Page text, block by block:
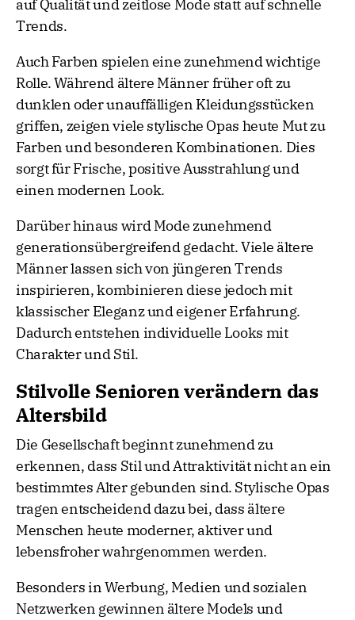
auf Qualität und zeitlose Mode statt auf schnelle
Trends.
Auch Farben spielen eine zunehmend wichtige
Rolle. Während ältere Männer früher oft zu
dunklen oder unauffälligen Kleidungsstücken
griffen, zeigen viele stylische Opas heute Mut zu
Farben und besonderen Kombinationen. Dies
sorgt für Frische, positive Ausstrahlung und
einen modernen Look.
Darüber hinaus wird Mode zunehmend
generationsübergreifend gedacht. Viele ältere
Männer lassen sich von jüngeren Trends
inspirieren, kombinieren diese jedoch mit
klassischer Eleganz und eigener Erfahrung.
Dadurch entstehen individuelle Looks mit
Charakter und Stil.
Stilvolle Senioren verändern das
Altersbild
Die Gesellschaft beginnt zunehmend zu
erkennen, dass Stil und Attraktivität nicht an ein
bestimmtes Alter gebunden sind. Stylische Opas
tragen entscheidend dazu bei, dass ältere
Menschen heute moderner, aktiver und
lebensfroher wahrgenommen werden.
Besonders in Werbung, Medien und sozialen
Netzwerken gewinnen ältere Models und